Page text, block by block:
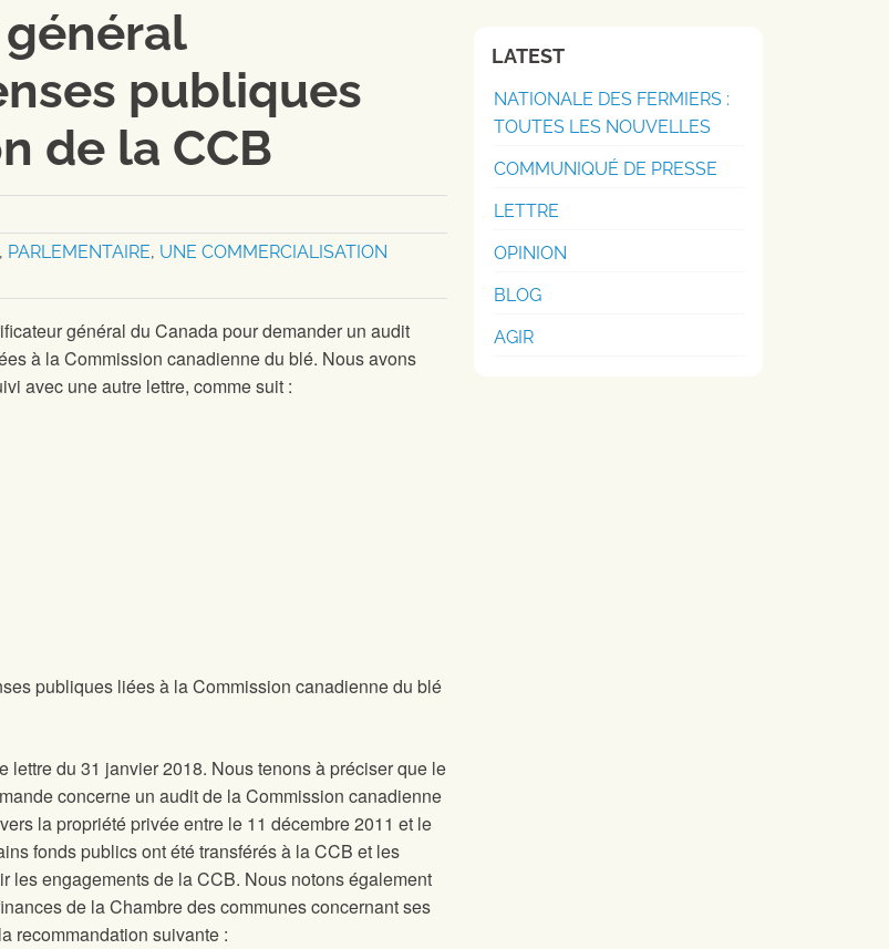
publiques
de la CCB
, PARLEMENTAIRE, UNE COMMERCIALISATION
général du Canada pour demander un audit
à la Commission canadienne du blé. Nous avons
avec une autre lettre, comme suit :
publiques liées à la Commission canadienne du blé
lettre du 31 janvier 2018. Nous tenons à préciser que le
concerne un audit de la Commission canadienne
la propriété privée entre le 11 décembre 2011 et le
fonds publics ont été transférés à la CCB et les
les engagements de la CCB. Nous notons également
de la Chambre des communes concernant ses
recommandation suivante :
LATEST
NATIONALE DES FERMIERS :
TOUTES LES NOUVELLES
COMMUNIQUÉ DE PRESSE
LETTRE
OPINION
BLOG
AGIR